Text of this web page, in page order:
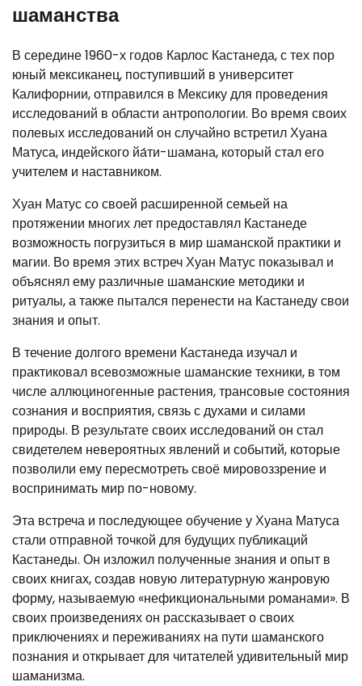
шаманства
В середине 1960-х годов Карлос Кастанеда, с тех пор
юный мексиканец, поступивший в университет
Калифорнии, отправился в Мексику для проведения
исследований в области антропологии. Во время своих
полевых исследований он случайно встретил Хуана
Матуса, индейского йа́ти-шамана, который стал его
учителем и наставником.
Хуан Матус со своей расширенной семьей на
протяжении многих лет предоставлял Кастанеде
возможность погрузиться в мир шаманской практики и
магии. Во время этих встреч Хуан Матус показывал и
объяснял ему различные шаманские методики и
ритуалы, а также пытался перенести на Кастанеду свои
знания и опыт.
В течение долгого времени Кастанеда изучал и
практиковал всевозможные шаманские техники, в том
числе аллюциногенные растения, трансовые состояния
сознания и восприятия, связь с духами и силами
природы. В результате своих исследований он стал
свидетелем невероятных явлений и событий, которые
позволили ему пересмотреть своё мировоззрение и
воспринимать мир по-новому.
Эта встреча и последующее обучение у Хуана Матуса
стали отправной точкой для будущих публикаций
Кастанеды. Он изложил полученные знания и опыт в
своих книгах, создав новую литературную жанровую
форму, называемую «нефикциональными романами». В
своих произведениях он рассказывает о своих
приключениях и переживаниях на пути шаманского
познания и открывает для читателей удивительный мир
шаманизма.